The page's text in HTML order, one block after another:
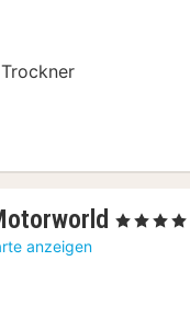
1
, 4 Sterne
anzeigen